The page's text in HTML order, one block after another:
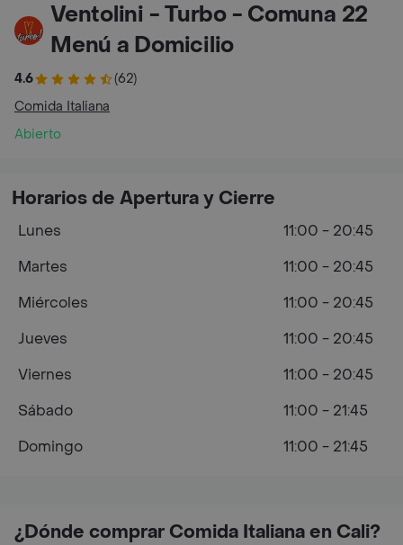
Ventolini - Turbo - Comuna 22
Menú a Domicilio
4.6
(62)
Comida Italiana
Abierto
¿Dónde comprar Comida Italiana en Cali?
Horarios de Apertura y Cierre
Lunes
11:00 - 20:45
Martes
11:00 - 20:45
Miércoles
11:00 - 20:45
Jueves
11:00 - 20:45
Viernes
11:00 - 20:45
Sábado
11:00 - 21:45
Domingo
11:00 - 21:45